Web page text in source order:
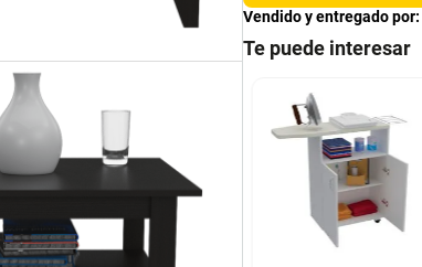
Vendido y entregado por:
Te puede interesar
Arrimo Essential Coñac
RTA MUEBLES